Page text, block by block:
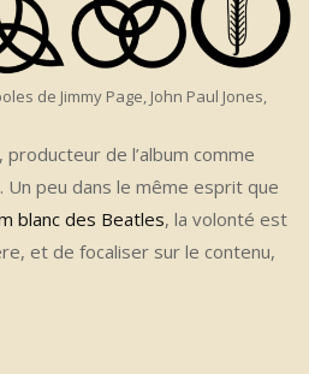
de Jimmy Page, John Paul Jones,
producteur de l’album comme
peu dans le même esprit que
blanc des Beatles, la volonté est
et de focaliser sur le contenu,